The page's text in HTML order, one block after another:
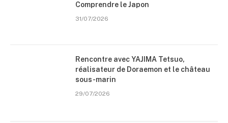
Comprendre le Japon
31/07/2026
Rencontre avec YAJIMA Tetsuo,
réalisateur de Doraemon et le château
sous-marin
29/07/2026